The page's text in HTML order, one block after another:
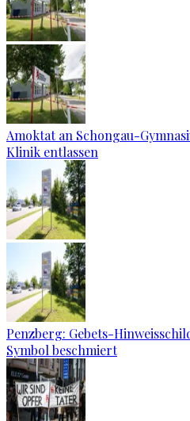
Amoktat an Schongau-
Klinik entlassen
Penzberg: Gebets-
Symbol beschmiert